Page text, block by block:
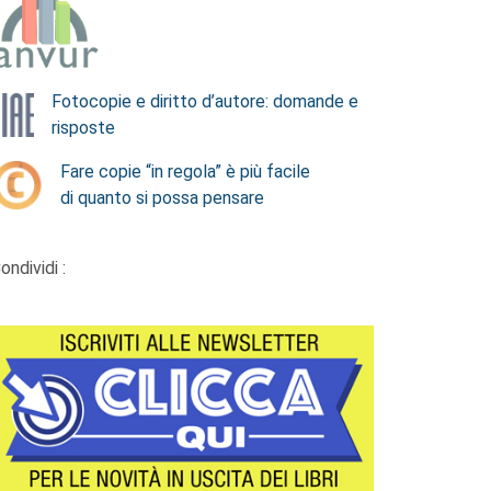
Fotocopie e diritto d’autore: domande e
risposte
Fare copie “in regola” è più facile
di quanto si possa pensare
: